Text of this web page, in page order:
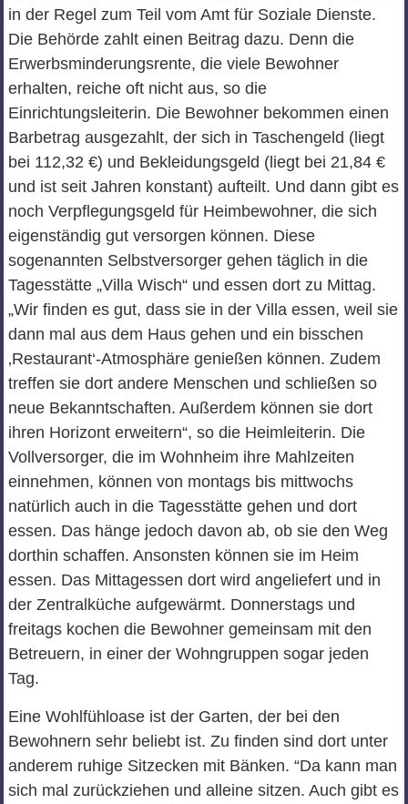
in der Regel zum Teil vom Amt für Soziale Dienste.
Die Behörde zahlt einen Beitrag dazu. Denn die
Erwerbsminderungsrente, die viele Bewohner
erhalten, reiche oft nicht aus, so die
Einrichtungsleiterin. Die Bewohner bekommen einen
Barbetrag ausgezahlt, der sich in Taschengeld (liegt
bei 112,32 €) und Bekleidungsgeld (liegt bei 21,84 €
und ist seit Jahren konstant) aufteilt. Und dann gibt es
noch Verpflegungsgeld für Heimbewohner, die sich
eigenständig gut versorgen können. Diese
sogenannten Selbstversorger gehen täglich in die
Tagesstätte „Villa Wisch“ und essen dort zu Mittag.
„Wir finden es gut, dass sie in der Villa essen, weil sie
dann mal aus dem Haus gehen und ein bisschen
‚Restaurant‘-Atmosphäre genießen können. Zudem
treffen sie dort andere Menschen und schließen so
neue Bekanntschaften. Außerdem können sie dort
ihren Horizont erweitern“, so die Heimleiterin. Die
Vollversorger, die im Wohnheim ihre Mahlzeiten
einnehmen, können von montags bis mittwochs
natürlich auch in die Tagesstätte gehen und dort
essen. Das hänge jedoch davon ab, ob sie den Weg
dorthin schaffen. Ansonsten können sie im Heim
essen. Das Mittagessen dort wird angeliefert und in
der Zentralküche aufgewärmt. Donnerstags und
freitags kochen die Bewohner gemeinsam mit den
Betreuern, in einer der Wohngruppen sogar jeden
Tag.
Eine Wohlfühloase ist der Garten, der bei den
Bewohnern sehr beliebt ist. Zu finden sind dort unter
anderem ruhige Sitzecken mit Bänken. “Da kann man
sich mal zurückziehen und alleine sitzen. Auch gibt es